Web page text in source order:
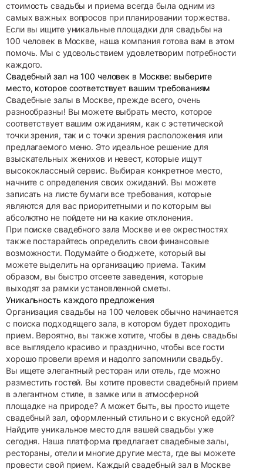
стоимость свадьбы и приема всегда была одним из
самых важных вопросов при планировании торжества.
Если вы ищите уникальные площадки для свадьбы на
100 человек в Москве, наша компания готова вам в этом
помочь. Мы с удовольствием удовлетворим потребности
каждого.
Свадебный зал на 100 человек в Москве: выберите
место, которое соответствует вашим требованиям
Свадебные залы в Москве, прежде всего, очень
разнообразны! Вы можете выбрать место, которое
соответствует вашим ожиданиям, как с эстетической
точки зрения, так и с точки зрения расположения или
предлагаемого меню. Это идеальное решение для
взыскательных женихов и невест, которые ищут
высококлассный сервис. Выбирая конкретное место,
начните с определения своих ожиданий. Вы можете
записать на листе бумаги все требования, которые
являются для вас приоритетными и по которым вы
абсолютно не пойдете ни на какие отклонения.
При поиске свадебного зала Москве и ее окрестностях
также постарайтесь определить свои финансовые
возможности. Подумайте о бюджете, который вы
можете выделить на организацию приема. Таким
образом, вы быстро отсеете заведения, которые
выходят за рамки установленной сметы.
Уникальность каждого предложения
Организация свадьбы на 100 человек обычно начинается
с поиска подходящего зала, в котором будет проходить
прием. Вероятно, вы также хотите, чтобы в день свадьбы
все выглядело красиво и празднично, чтобы все гости
хорошо провели время и надолго запомнили свадьбу.
Вы ищете элегантный ресторан или отель, где можно
разместить гостей. Вы хотите провести свадебный прием
в элегантном стиле, в замке или в атмосферной
площадке на природе? А может быть, вы просто ищете
свадебный зал, оформленный стильно и с вкусной едой?
Найдите уникальное место для вашей свадьбы уже
сегодня. Наша платформа предлагает свадебные залы,
рестораны, отели и многие другие места, где вы можете
провести свой прием. Каждый свадебный зал в Москве